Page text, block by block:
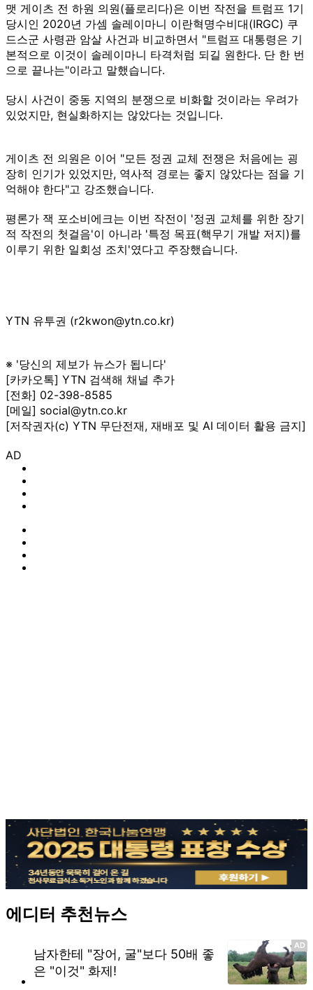
맷 게이츠 전 하원 의원(플로리다)은 이번 작전을 트럼프 1기
당시인 2020년 가셈 솔레이마니 이란혁명수비대(IRGC) 쿠
드스군 사령관 암살 사건과 비교하면서 "트럼프 대통령은 기
본적으로 이것이 솔레이마니 타격처럼 되길 원한다. 단 한 번
으로 끝나는"이라고 말했습니다.
당시 사건이 중동 지역의 분쟁으로 비화할 것이라는 우려가
있었지만, 현실화하지는 않았다는 것입니다.
게이츠 전 의원은 이어 "모든 정권 교체 전쟁은 처음에는 굉
장히 인기가 있었지만, 역사적 경로는 좋지 않았다는 점을 기
억해야 한다"고 강조했습니다.
평론가 잭 포소비에크는 이번 작전이 '정권 교체를 위한 장기
적 작전의 첫걸음'이 아니라 '특정 목표(핵무기 개발 저지)를
이루기 위한 일회성 조치'였다고 주장했습니다.
YTN 유투권 (r2kwon@ytn.co.kr)
※ '당신의 제보가 뉴스가 됩니다'
[카카오톡] YTN 검색해 채널 추가
[전화] 02-398-8585
[메일] social@ytn.co.kr
[저작권자(c) YTN 무단전재, 재배포 및 AI 데이터 활용 금지]
AD
에디터 추천뉴스